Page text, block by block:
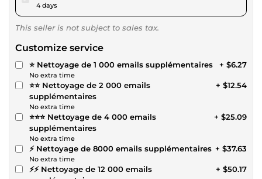
4 days
This seller is not subject to sales tax.
Customize service
⭐ Nettoyage de 1 000 emails supplémentaires
No extra time
+ $6.27
⭐⭐ Nettoyage de 2 000 emails
supplémentaires
No extra time
+ $12.54
⭐⭐⭐ Nettoyage de 4 000 emails
supplémentaires
No extra time
+ $25.09
⚡ Nettoyage de 8000 emails supplémentaires
No extra time
+ $37.63
⚡⚡ Nettoyage de 12 000 emails
+ $50.17